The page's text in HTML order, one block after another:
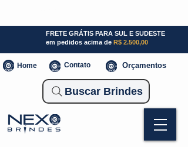
FRETE GRÁTIS PARA SUL E SUDESTE
em pedidos acima de R$ 2.500,00
Home Contato Orçamentos
Buscar Brindes